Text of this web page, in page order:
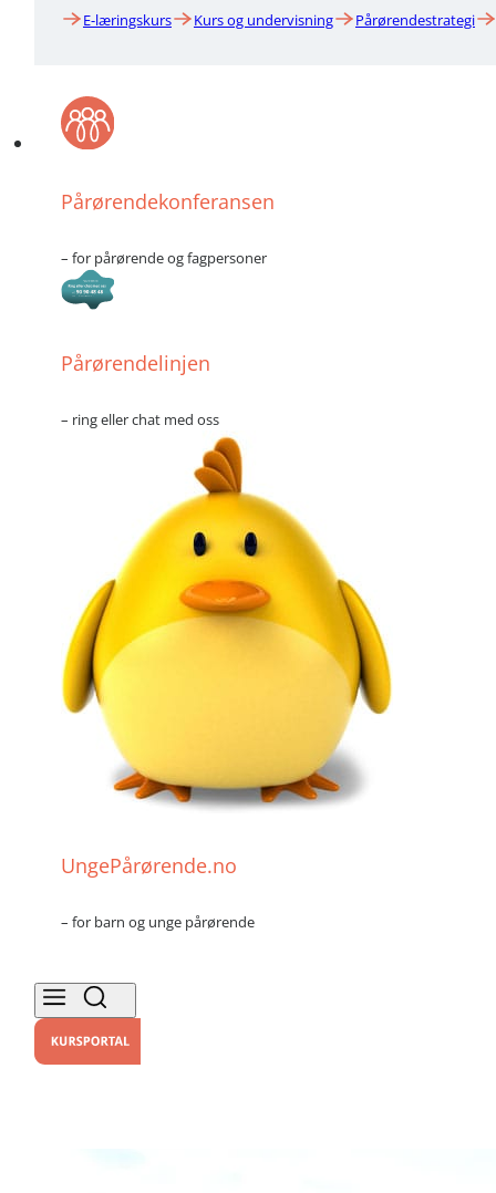
E-læringskurs Kurs og undervisning Pårørendestrategi
Pårørendekonferansen
– for pårørende og fagpersoner
Pårørendelinjen
– ring eller chat med oss
UngePårørende.no
– for barn og unge pårørende